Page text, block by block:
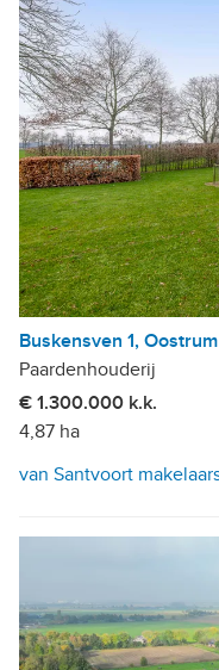
Buskensven 1, Oostrum
Paardenhouderij
€ 1.300.000 k.k.
4,87 ha
van Santvoort